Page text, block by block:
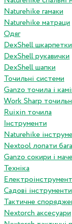
Naturehike гамаки
Naturehike матраци
Одяг
DexShell шкарпетки
DexShell рукавички
DexShell шапки
Точильні системи
Ganzo точила і
Work Sharp
Ruixin точила
Інструменти
Naturehike
Nextool лопати
Ganzo сокири і
Техніка
Садові інструменти
Тактичне
Nextorch аксесуари